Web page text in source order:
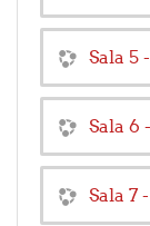
Sala 5
Sala 6
Sala 7